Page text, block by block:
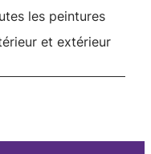
les peintures
et extérieur